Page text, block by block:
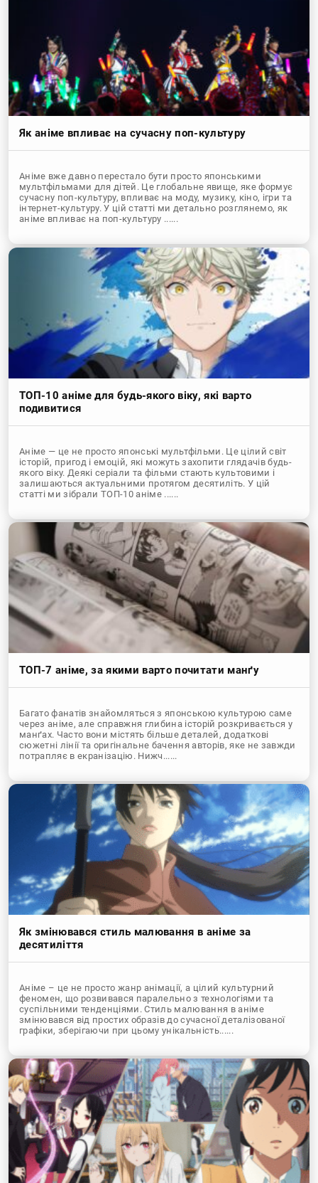
Як аніме впливає на сучасну поп-культуру
Аніме вже давно перестало бути просто японськими
мультфільмами для дітей. Це глобальне явище, яке формує
сучасну поп-культуру, впливає на моду, музику, кіно, ігри та
інтернет-культуру. У цій статті ми детально розглянемо, як
аніме впливає на поп-культуру ......
ТОП-10 аніме для будь-якого віку, які варто
подивитися
Аніме — це не просто японські мультфільми. Це цілий світ
історій, пригод і емоцій, які можуть захопити глядачів будь-
якого віку. Деякі серіали та фільми стають культовими і
залишаються актуальними протягом десятиліть. У цій
статті ми зібрали ТОП-10 аніме ......
ТОП-7 аніме, за якими варто почитати манґу
Багато фанатів знайомляться з японською культурою саме
через аніме, але справжня глибина історій розкривається у
манґах. Часто вони містять більше деталей, додаткові
сюжетні лінії та оригінальне бачення авторів, яке не завжди
потрапляє в екранізацію. Нижч......
Як змінювався стиль малювання в аніме за
десятиліття
Аніме – це не просто жанр анімації, а цілий культурний
феномен, що розвивався паралельно з технологіями та
суспільними тенденціями. Стиль малювання в аніме
змінювався від простих образів до сучасної деталізованої
графіки, зберігаючи при цьому унікальність......